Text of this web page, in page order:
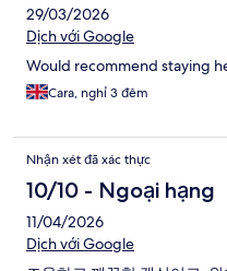
29/03/2026
Dịch với Google
Would recommend staying
Cara, nghỉ 3 đêm
Nhận xét đã xác thực
10/10 - Ngoại hạng
11/04/2026
Dịch với Google